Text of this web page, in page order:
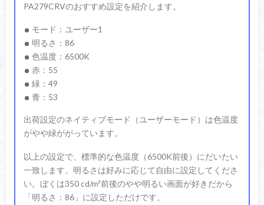
PA279CRVのおすすめ設定を紹介します。
モード：ユーザー1
明るさ：86
色温度：6500K
赤：55
緑：49
青：53
出荷設定のネイティブモード（ユーザーモード）は色温度
がやや緑ががっています。
以上の設定で、標準的な色温度（6500K前後）にだいたい
一致します。明るさは好みに応じて自由に設定してくださ
い。ぼくは350 cd/m²前後のやや明るい画面が好きだから
「明るさ：86」に設定しただけです。